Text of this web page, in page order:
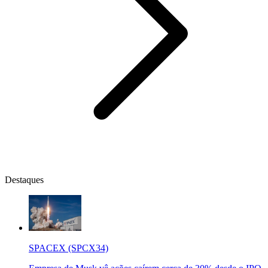
Destaques
SPACEX (SPCX34)